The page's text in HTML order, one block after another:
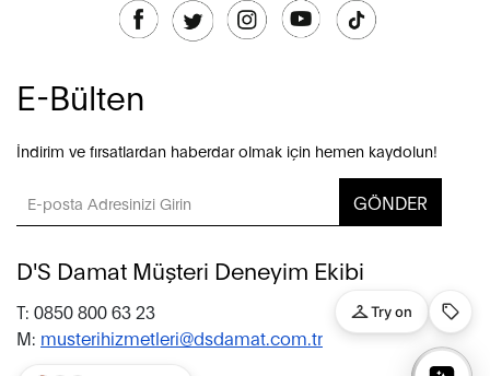
E-Bülten
İndirim ve fırsatlardan haberdar olmak için hemen kaydolun!
GÖNDER
D'S Damat Müşteri Deneyim Ekibi
T: 0850 800 63 23
M: musterihizmetleri@dsdamat.com.tr